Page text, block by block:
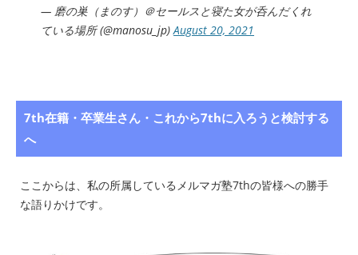
— 磨の巣（まのす）＠セールスと寝た女が呑んだくれ
ている場所 (@manosu_jp)August 20, 2021
7th在籍・卒業生さん・これから7thに入ろうと検討する
へ
ここからは、私の所属しているメルマガ塾7thの皆様への勝手
な語りかけです。